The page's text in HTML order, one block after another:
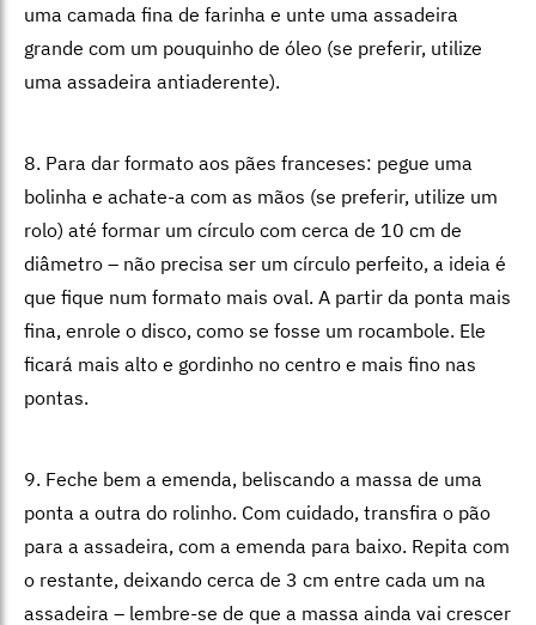
uma camada fina de farinha e unte uma assadeira
grande com um pouquinho de óleo (se preferir, utilize
uma assadeira antiaderente).
8. Para dar formato aos pães franceses: pegue uma
bolinha e achate-a com as mãos (se preferir, utilize um
rolo) até formar um círculo com cerca de 10 cm de
diâmetro – não precisa ser um círculo perfeito, a ideia é
que fique num formato mais oval. A partir da ponta mais
fina, enrole o disco, como se fosse um rocambole. Ele
ficará mais alto e gordinho no centro e mais fino nas
pontas.
9. Feche bem a emenda, beliscando a massa de uma
ponta a outra do rolinho. Com cuidado, transfira o pão
para a assadeira, com a emenda para baixo. Repita com
o restante, deixando cerca de 3 cm entre cada um na
assadeira – lembre-se de que a massa ainda vai crescer